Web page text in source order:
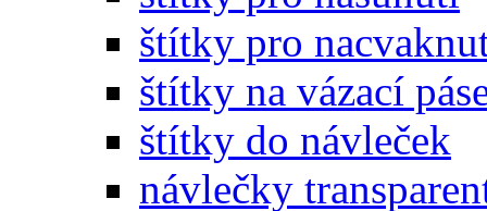
štítky pro
štítky na vázací
štítky do návleček
návlečky